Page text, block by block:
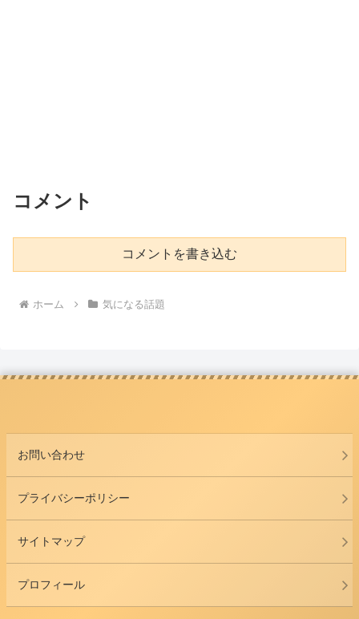
コメント
コメントを書き込む
ホーム 気になる話題
お問い合わせ
プライバシーポリシー
サイトマップ
プロフィール